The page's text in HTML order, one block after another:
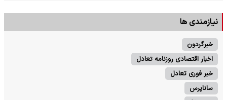
نیازمندی ها
خبرگردون
اخبار اقتصادی روزنامه تعادل
خبر فوری تعادل
ساناپرس